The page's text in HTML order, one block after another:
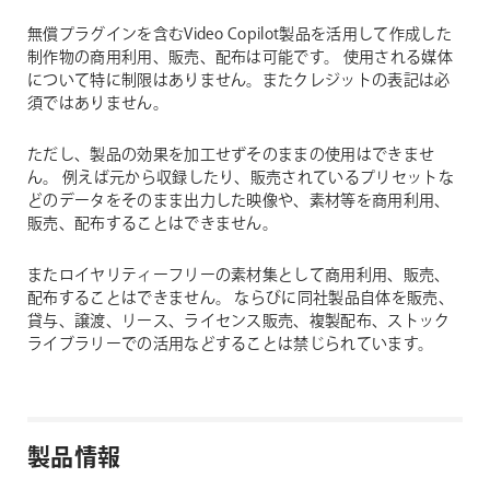
無償プラグインを含むVideo Copilot製品を活用して作成した
制作物の商用利用、販売、配布は可能です。
使用される媒体
について特に制限はありません。またクレジットの表記は必
須ではありません。
ただし、製品の効果を加工せずそのままの使用はできませ
ん。
例えば元から収録したり、販売されているプリセットな
どのデータをそのまま出力した映像や、素材等を商用利用、
販売、配布することはできません。
またロイヤリティーフリーの素材集として商用利用、販売、
配布することはできません。
ならびに同社製品自体を販売、
貸与、譲渡、リース、ライセンス販売、複製配布、ストック
ライブラリーでの活用などすることは禁じられています。
製品情報